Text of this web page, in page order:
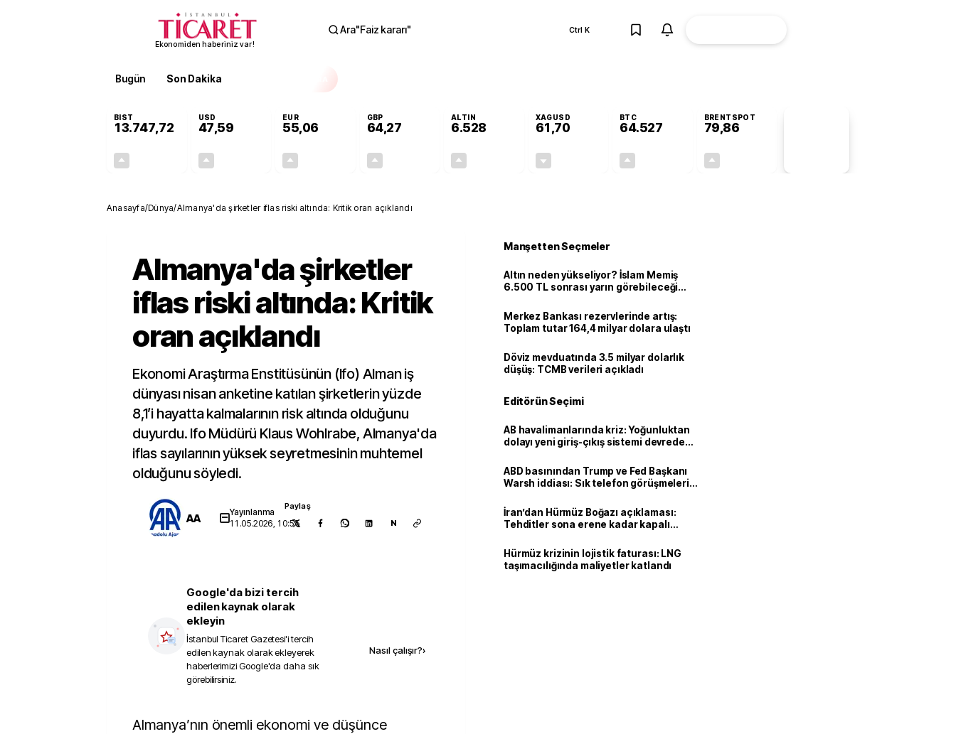
Ekonomiden haberiniz var!
Ara"Faiz kararı" Ctrl K
Bugün Son Dakika
BIST
13.747,72
USD
47,59
EUR
55,06
GBP
64,27
ALTIN
6.528
XAGUSD
61,70
BTC
64.527
BRENTSPOT
79,86
Anasayfa/Dünya/Almanya'da şirketler iflas riski altında: Kritik oran açıklandı
Almanya'da şirketler
iflas riski altında: Kritik
oran açıklandı
Ekonomi Araştırma Enstitüsünün (Ifo) Alman iş
dünyası nisan anketine katılan şirketlerin yüzde
8,1’i hayatta kalmalarının risk altında olduğunu
duyurdu. Ifo Müdürü Klaus Wohlrabe, Almanya'da
iflas sayılarının yüksek seyretmesinin muhtemel
olduğunu söyledi.
AA
Yayınlanma
11.05.2026, 10:55
Paylaş
N
Google'da bizi tercih
edilen kaynak olarak
ekleyin
İstanbul Ticaret Gazetesi'i tercih
edilen kaynak olarak ekleyerek
haberlerimizi Google'da daha sık
görebilirsiniz.
Nasıl çalışır?›
Almanya’nın önemli ekonomi ve düşünce
Manşetten Seçmeler
Altın neden yükseliyor? İslam Memiş
6.500 TL sonrası yarın görebileceği
Merkez Bankası rezervlerinde artış:
Toplam tutar 164,4 milyar dolara ulaştı
Döviz mevduatında 3.5 milyar dolarlık
düşüş: TCMB verileri açıkladı
Editörün Seçimi
AB havalimanlarında kriz: Yoğunluktan
dolayı yeni giriş-çıkış sistemi devreden
ABD basınından Trump ve Fed Başkanı
Warsh iddiası: Sık telefon görüşmeleri
İran’dan Hürmüz Boğazı açıklaması:
Tehditler sona erene kadar kapalı
Hürmüz krizinin lojistik faturası: LNG
taşımacılığında maliyetler katlandı